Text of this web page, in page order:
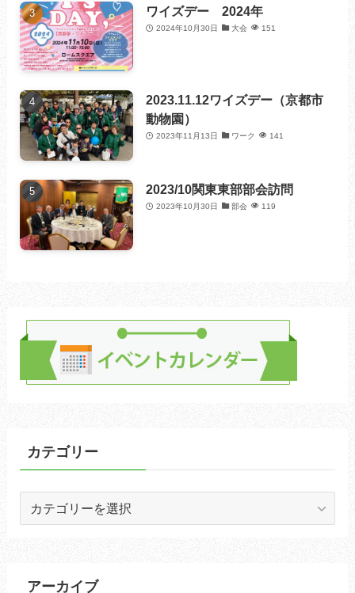
ワイズデー 2024年
2024年10月30日 大会 151
2023.11.12ワイズデー（京都市
動物園）
2023年11月13日 ワーク 141
2023/10関東東部部会訪問
2023年10月30日 部会 119
カテゴリー
ーアーカイブ